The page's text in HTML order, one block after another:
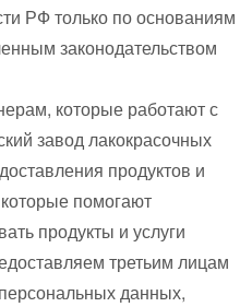
РФ только по основаниям
законодательством
которые работают с
завод лакокрасочных
продуктов и
помогают
продукты и услуги
третьим лицам
данных,